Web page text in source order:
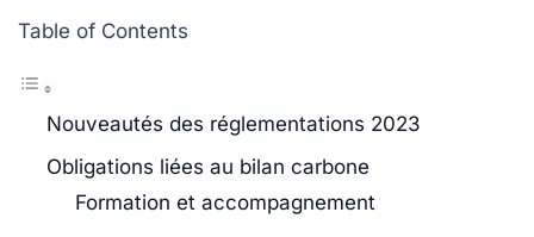
Table of Contents
Nouveautés des réglementations 2023
Obligations liées au bilan carbone
Formation et accompagnement